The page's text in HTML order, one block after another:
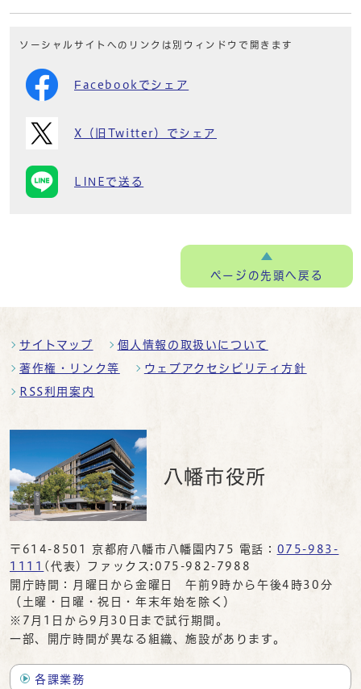
ソーシャルサイトへのリンクは別ウィンドウで開きます
Facebookでシェア
X（旧Twitter）でシェア
LINEで送る
ページの先頭へ戻る
サイトマップ 個人情報の取扱いについて
著作権・リンク等 ウェブアクセシビリティ方針
RSS利用案内
八幡市役所
〒614-8501 京都府八幡市八幡園内75 電話： 075-983-
1111 (代表) ファックス:075-982-7988
開庁時間：月曜日から金曜日 午前9時から午後4時30分
（土曜・日曜・祝日・年末年始を除く）
※7月1日から9月30日まで試行期間。
一部、開庁時間が異なる組織、施設があります。
各課業務